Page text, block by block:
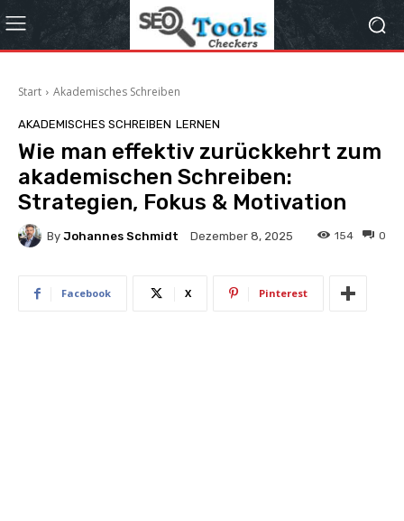
Start Akademisches Schreiben
AKADEMISCHES SCHREIBEN LERNEN
Wie man effektiv zurückkehrt zum
akademischen Schreiben:
Strategien, Fokus & Motivation
By Johannes Schmidt Dezember 8, 2025 0
154
Facebook X Pinterest